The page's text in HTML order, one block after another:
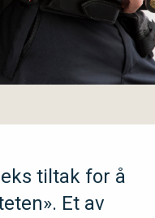
tiltak for å
Et av